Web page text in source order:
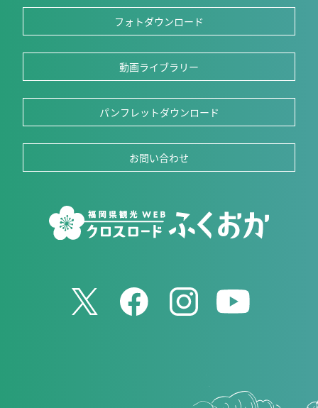
フォトダウンロード
動画ライブラリー
パンフレットダウンロード
お問い合わせ